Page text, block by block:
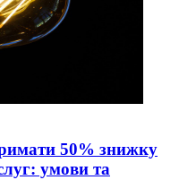
50% знижку
умови та